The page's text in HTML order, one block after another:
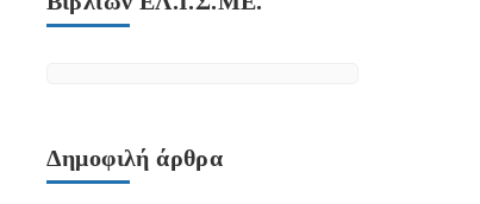
Δημοφιλή άρθρα